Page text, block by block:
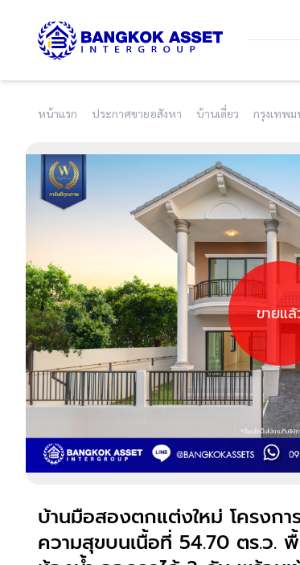
หน้าแรก ประกาศขายอสังหา บ้านเดี่ยว กรุงเทพ
ขายแ
บ้านมือสองตกแต่งใหม่ โครงก
ความสุขบนเนื้อที่ 54.70 ตร.ว.